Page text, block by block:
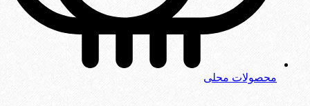
محصولات محلی